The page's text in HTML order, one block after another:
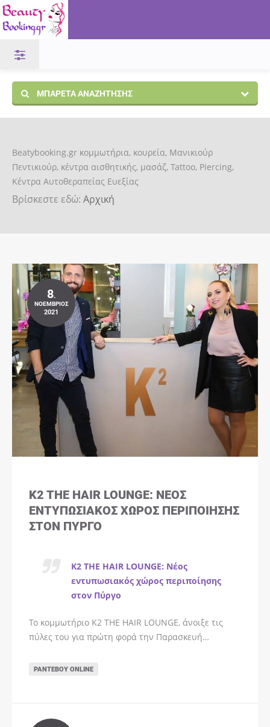
ΜΠΑΡΈΤΑ ΑΝΑΖΉΤΗΣΗΣ
Beatybooking.gr κομμωτήρια, κουρεία, Μανικιούρ
Πεντικιούρ, κέντρα αισθητικής, μασάζ, Tattoo, Piercing,
Κέντρα Αυτοθεραπείας Ευεξίας
Βρίσκεστε εδώ: Αρχική
8.
ΝΟΈΜΒΡΙΟΣ
2021
K2 THE HAIR LOUNGE: ΝΈΟΣ
ΕΝΤΥΠΩΣΙΑΚΌΣ ΧΏΡΟΣ ΠΕΡΙΠΟΊΗΣΗΣ
ΣΤΟΝ ΠΎΡΓΟ
K2 THE HAIR LOUNGE: Νέος
εντυπωσιακός χώρος περιποίησης
στον Πύργο
Το κομμωτήριο K2 THE HAIR LOUNGE, άνοιξε τις
πύλες του για πρώτη φορά την Παρασκευή…
ΡΑΝΤΕΒΟΎ ONLINE